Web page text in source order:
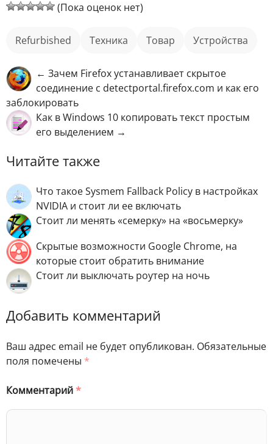
(Пока оценок нет)
Refurbished техника товар устройства
← Зачем Firefox устанавливает скрытое
соединение с detectportal.firefox.com и как его
заблокировать
Как в Windows 10 копировать текст простым
его выделением →
Читайте также
Что такое Sysmem Fallback Policy в настройках
NVIDIA и стоит ли ее включать
Стоит ли менять «семерку» на «восьмерку»
Скрытые возможности Google Chrome, на
которые стоит обратить внимание
Стоит ли выключать роутер на ночь
Добавить комментарий
Ваш адрес email не будет опубликован. Обязательные
поля помечены *
Комментарий*